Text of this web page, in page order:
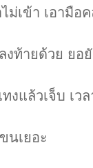
ม่เข้า เอามือ
ท้ายด้วย ยอ
งแล้วเจ็บ เว
นเยอะ